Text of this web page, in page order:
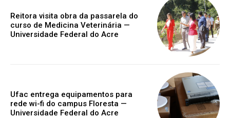
Reitora visita obra da passarela do
curso de Medicina Veterinária —
Universidade Federal do Acre
Ufac entrega equipamentos para
rede wi-fi do campus Floresta —
Universidade Federal do Acre